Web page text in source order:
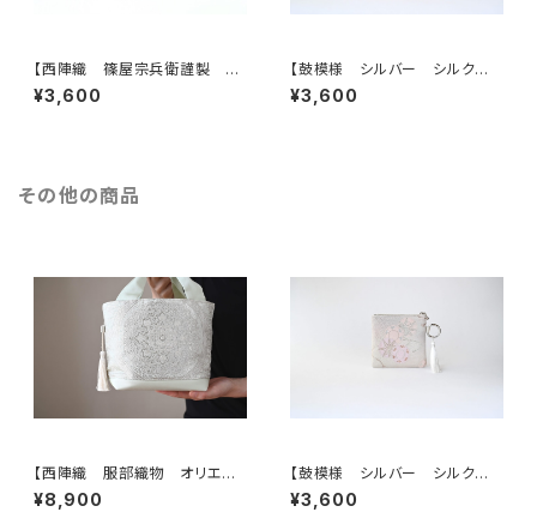
【西陣織 篠屋宗兵衛謹製 若
松模様 ゴールド シルク帯リ
メイク バッグチャーム型スクエ
¥3,600
【鼓模様 シルバー シルク帯リ
メイク バッグチャーム型スクエ
アポーチ】メイクポーチ 旅
¥3,600
その他の商品
【西陣織 服部織物 オリエン
ト更紗 華紋様 薄グリーン・シ
¥8,900
【鼓模様 シルバー シルク帯リ
メイク バッグチャーム型スクエ
¥3,600